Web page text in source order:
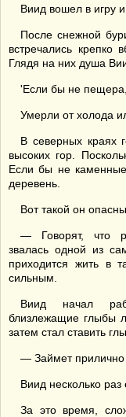
Виид вошел в игру
После снежной
встречались
Глядя на них душа
'Если бы не
Умерли от холода
В северных краях
высоких гор.
Если бы не
деревень.
Вот такой он
— Говорят, что
звалась одной из
приходится жить в
сильным.
Виид начал
близлежащие глыбы
затем стал ставить
— Займет прилично
Виид несколько
За это время,